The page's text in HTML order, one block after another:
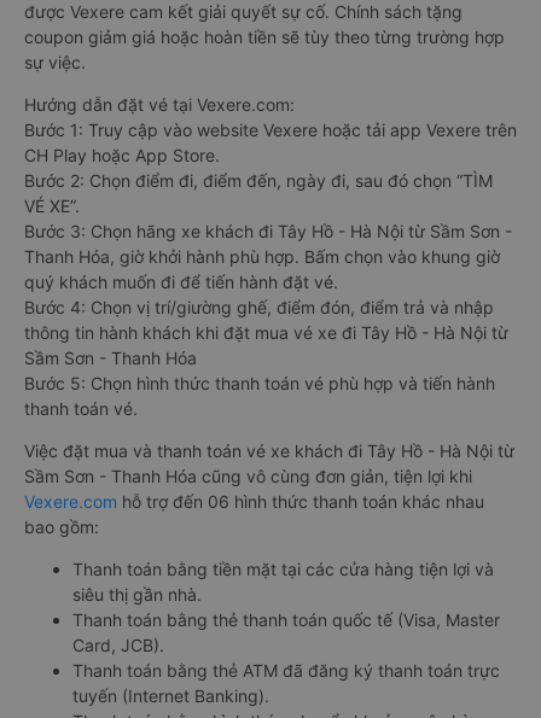
được Vexere cam kết giải quyết sự cố. Chính sách tặng
coupon giảm giá hoặc hoàn tiền sẽ tùy theo từng trường hợp
sự việc.
Hướng dẫn đặt vé tại Vexere.com:
Bước 1: Truy cập vào website Vexere hoặc tải app Vexere trên
CH Play hoặc App Store.
Bước 2: Chọn điểm đi, điểm đến, ngày đi, sau đó chọn “TÌM
VÉ XE”.
Bước 3: Chọn hãng xe khách đi Tây Hồ - Hà Nội từ Sầm Sơn -
Thanh Hóa, giờ khởi hành phù hợp. Bấm chọn vào khung giờ
quý khách muốn đi để tiến hành đặt vé.
Bước 4: Chọn vị trí/giường ghế, điểm đón, điểm trả và nhập
thông tin hành khách khi đặt mua vé xe đi Tây Hồ - Hà Nội từ
Sầm Sơn - Thanh Hóa
Bước 5: Chọn hình thức thanh toán vé phù hợp và tiến hành
thanh toán vé.
Việc đặt mua và thanh toán vé xe khách đi Tây Hồ - Hà Nội từ
Sầm Sơn - Thanh Hóa cũng vô cùng đơn giản, tiện lợi khi
Vexere.com hỗ trợ đến 06 hình thức thanh toán khác nhau
bao gồm:
Thanh toán bằng tiền mặt tại các cửa hàng tiện lợi và
siêu thị gần nhà.
Thanh toán bằng thẻ thanh toán quốc tế (Visa, Master
Card, JCB).
Thanh toán bằng thẻ ATM đã đăng ký thanh toán trực
tuyến (Internet Banking).